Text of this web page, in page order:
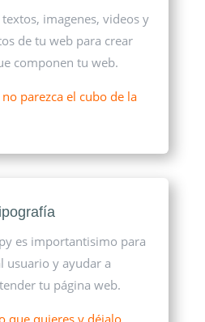
imagenes, videos y
de tu web para crear
componen tu web.
parezca el cubo de la
es importantisimo para
usuario y ayudar a
tu página web.
que quieres y déjalo